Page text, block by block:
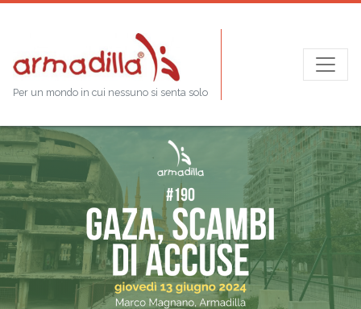
Per un mondo in cui nessuno si senta solo